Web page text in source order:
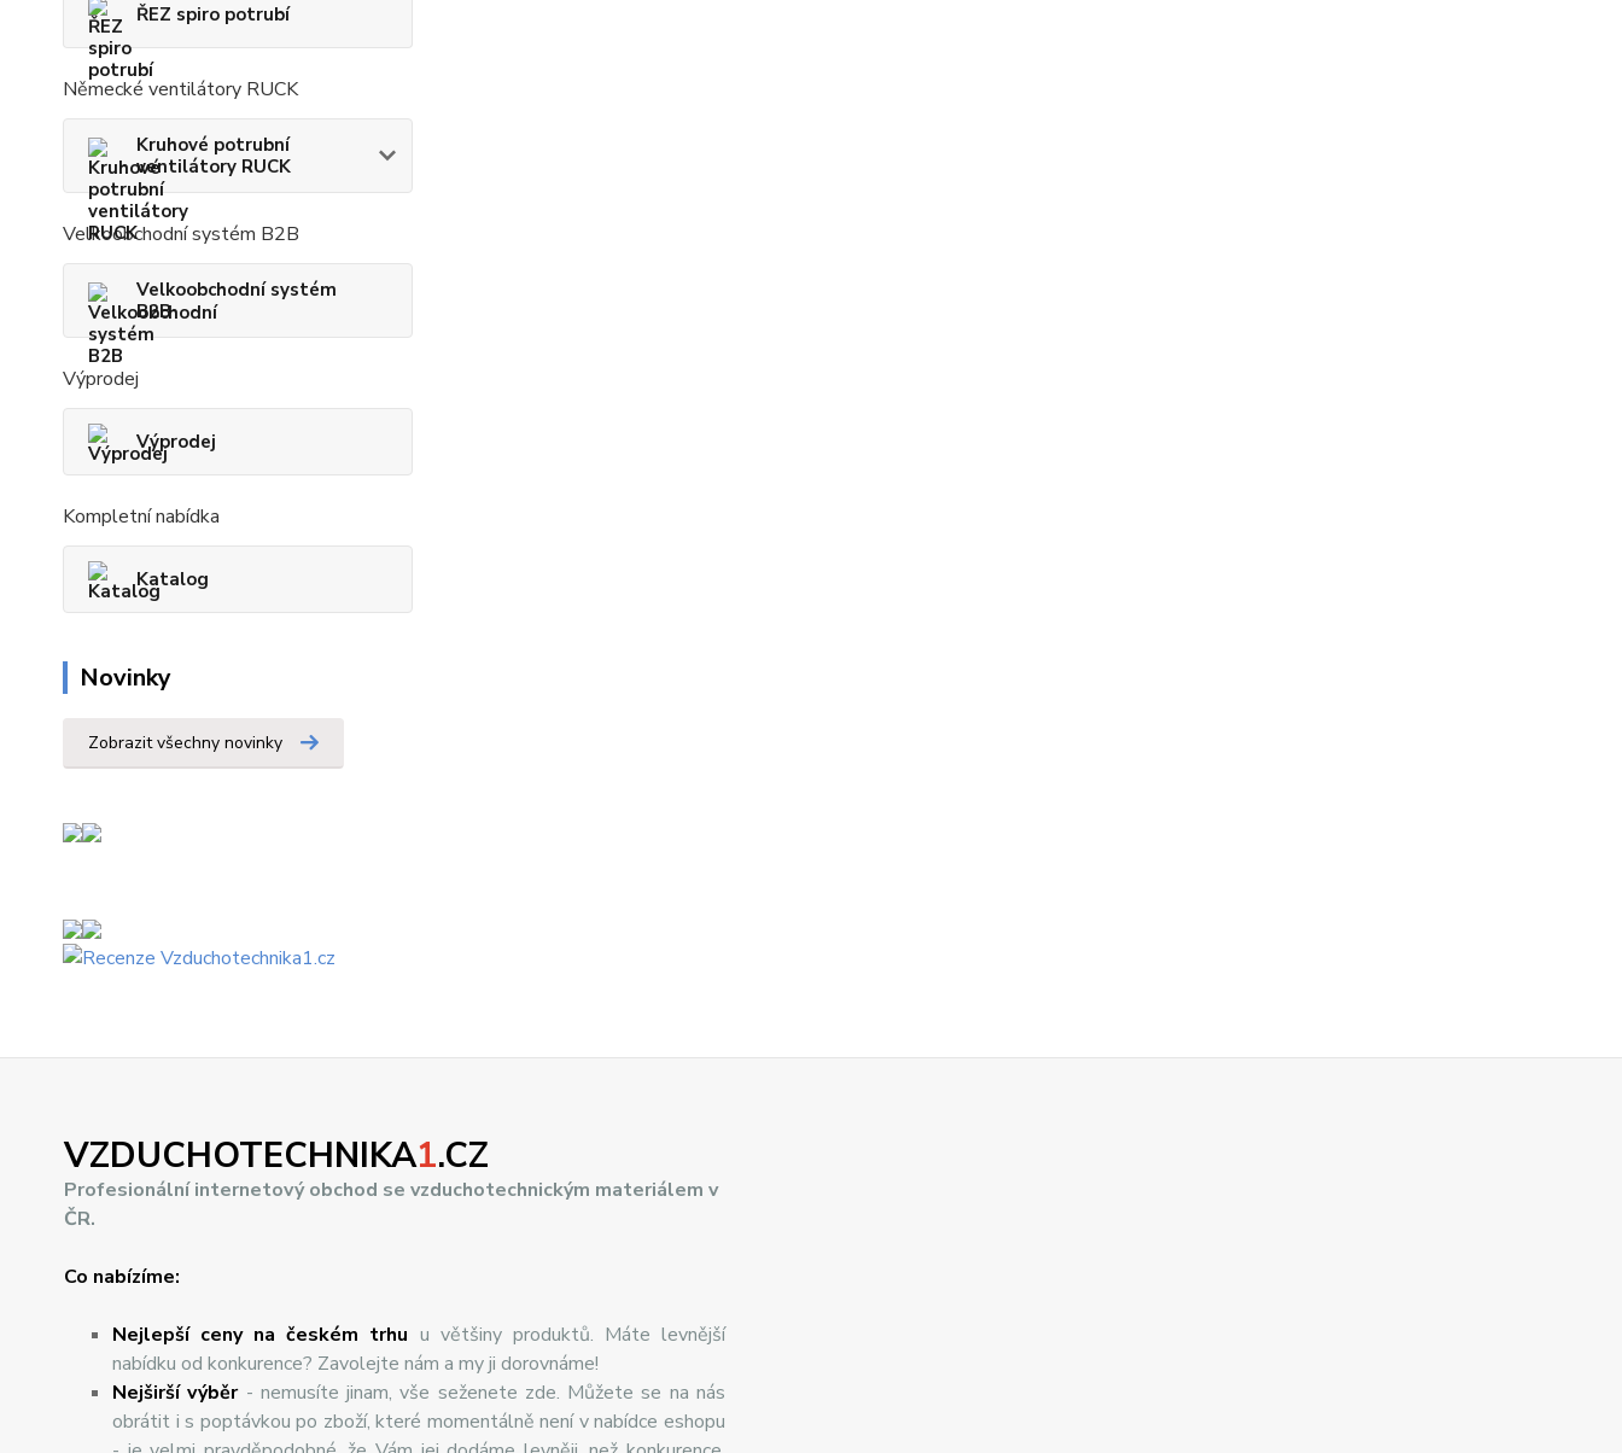
ŘEZ spiro potrubí
Německé ventilátory RUCK
Kruhové potrubní
ventilátory RUCK
Velkoobchodní systém B2B
Velkoobchodní systém
B2B
Výprodej
Výprodej
Kompletní nabídka
Katalog
Novinky
Zobrazit všechny novinky
VZDUCHOTECHNIKA1.CZ
Profesionální internetový obchod se vzduchotechnickým materiálem v
ČR.
Co nabízíme:
Nejlepší ceny na českém trhu u většiny produktů. Máte levnější
nabídku od konkurence? Zavolejte nám a my ji dorovnáme!
Nejširšívýběr- nemusíte jinam, vše seženete zde. Můžete se na nás
obrátit i s poptávkou po zboží, které momentálně není v nabídce eshopu